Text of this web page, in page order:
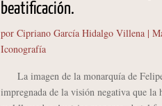
beatificación.
por Cipriano García Hidalgo Villena|
Iconografía
La imagen de la monarquía de
impregnada de la visión negativa que